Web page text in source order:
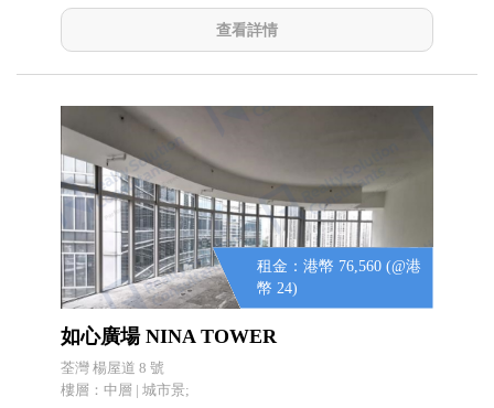
查看詳情
租金：港幣 76,560 (@港
幣 24)
如心廣場 NINA TOWER
荃灣 楊屋道 8 號
樓層：中層 | 城市景;